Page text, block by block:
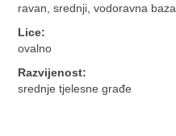
ravan, srednji, vodoravna baza
Lice:
ovalno
Razvijenost:
srednje tjelesne građe